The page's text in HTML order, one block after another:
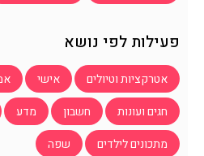
פעילות לפי נושא
אטרקציות וטיולים אישי
חגים ועונות
חשבון מדע
מתכונים לילדים
שפה